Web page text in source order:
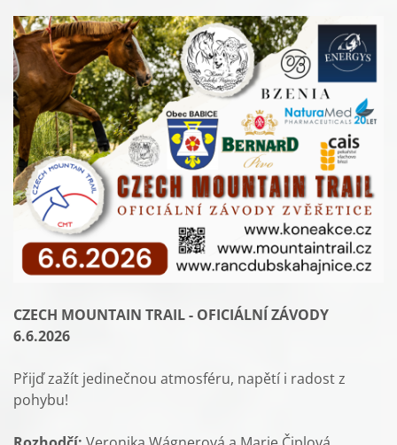
CZECH MOUNTAIN TRAIL - OFICIÁLNÍ ZÁVODY
6.6.2026
Přijď zažít jedinečnou atmosféru, napětí i radost z
pohybu!